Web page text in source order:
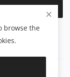
browse the